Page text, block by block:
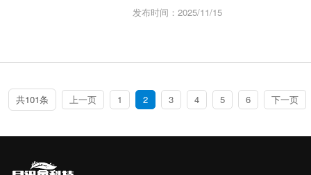
发布时间：2025/11/15
共101条 上一页 1 2 3 4 5 6 下一页